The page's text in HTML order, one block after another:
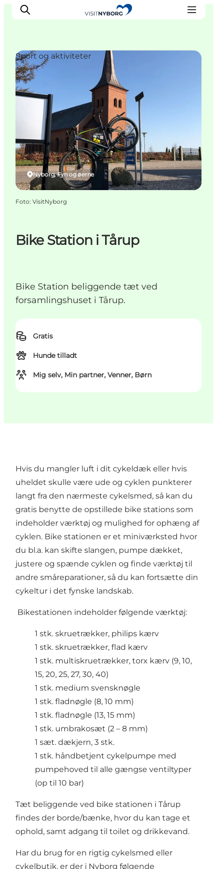
Oplev Nyborg
Outdoor
Det sker i Nyborg
Sprogø
Planlæg din tur
Book & køb
Bike Station i Tårup
Bike Station beliggende tæt ved
forsamlingshuset i Tårup.
Gratis
Hunde tilladt
Mig selv, Min partner, Venner, Børn
Nyborg, Fyn og øerne
Sport og aktiviteter
Foto: VisitNyborg
Hvis du mangler luft i dit cykeldæk eller hvis
uheldet skulle være ude og cyklen punkterer
langt fra den nærmeste cykelsmed, så kan du
gratis benytte de opstillede bike stations som
indeholder værktøj og mulighed for ophæng af
cyklen. Bike stationen er et miniværksted hvor
du bl.a. kan skifte slangen, pumpe dækket,
justere og spænde cyklen og finde værktøj til
andre småreparationer, så du kan fortsætte din
cykeltur i det fynske landskab.
Bikestationen indeholder følgende værktøj:
1 stk. skruetrækker, philips kærv
1 stk. skruetrækker, flad kærv
1 stk. multiskruetrækker, torx kærv (9, 10,
15, 20, 25, 27, 30, 40)
1 stk. medium svensknøgle
1 stk. fladnøgle (8, 10 mm)
1 stk. fladnøgle (13, 15 mm)
1 stk. umbrakosæt (2 – 8 mm)
1 sæt. dækjern, 3 stk.
1 stk. håndbetjent cykelpumpe med
pumpehoved til alle gængse ventiltyper
(op til 10 bar)
Tæt beliggende ved bike stationen i Tårup
findes der borde/bænke, hvor du kan tage et
ophold, samt adgang til toilet og drikkevand.
Har du brug for en rigtig cykelsmed eller
cykelbutik, er der i Nyborg følgende